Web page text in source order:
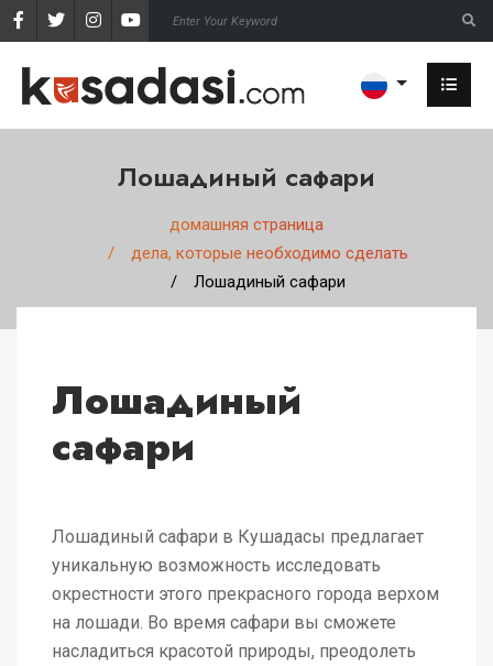
Лошадиный сафари
домашняя страница
дела, которые необходимо сделать
Лошадиный сафари
Лошадиный
сафари
Лошадиный сафари в Кушадасы предлагает
уникальную возможность исследовать
окрестности этого прекрасного города верхом
на лошади. Во время сафари вы сможете
насладиться красотой природы, преодолеть